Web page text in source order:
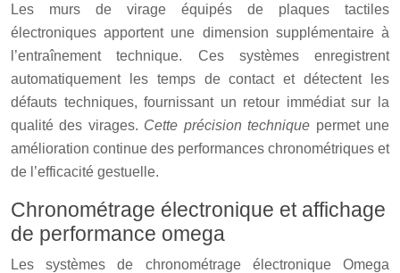
Les murs de virage équipés de plaques tactiles
électroniques apportent une dimension supplémentaire à
l’entraînement technique. Ces systèmes enregistrent
automatiquement les temps de contact et détectent les
défauts techniques, fournissant un retour immédiat sur la
qualité des virages. Cette précision technique permet une
amélioration continue des performances chronométriques et
de l’efficacité gestuelle.
Chronométrage électronique et affichage
de performance omega
Les systèmes de chronométrage électronique Omega